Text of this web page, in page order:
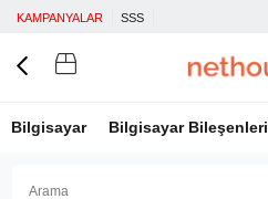
KAMPANYALAR SSS
Bilgisayar Bilgisayar Bileşenleri